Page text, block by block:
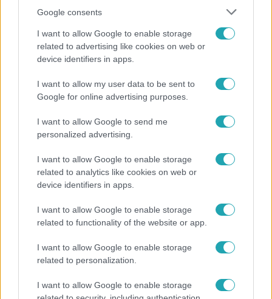
Google consents
I want to allow Google to enable storage
related to advertising like cookies on web or
device identifiers in apps.
I want to allow my user data to be sent to
Google for online advertising purposes.
I want to allow Google to send me
personalized advertising.
I want to allow Google to enable storage
related to analytics like cookies on web or
device identifiers in apps.
I want to allow Google to enable storage
related to functionality of the website or app.
I want to allow Google to enable storage
related to personalization.
I want to allow Google to enable storage
Ennek a 3 csillagjegynek váratlan sikereket hozhat